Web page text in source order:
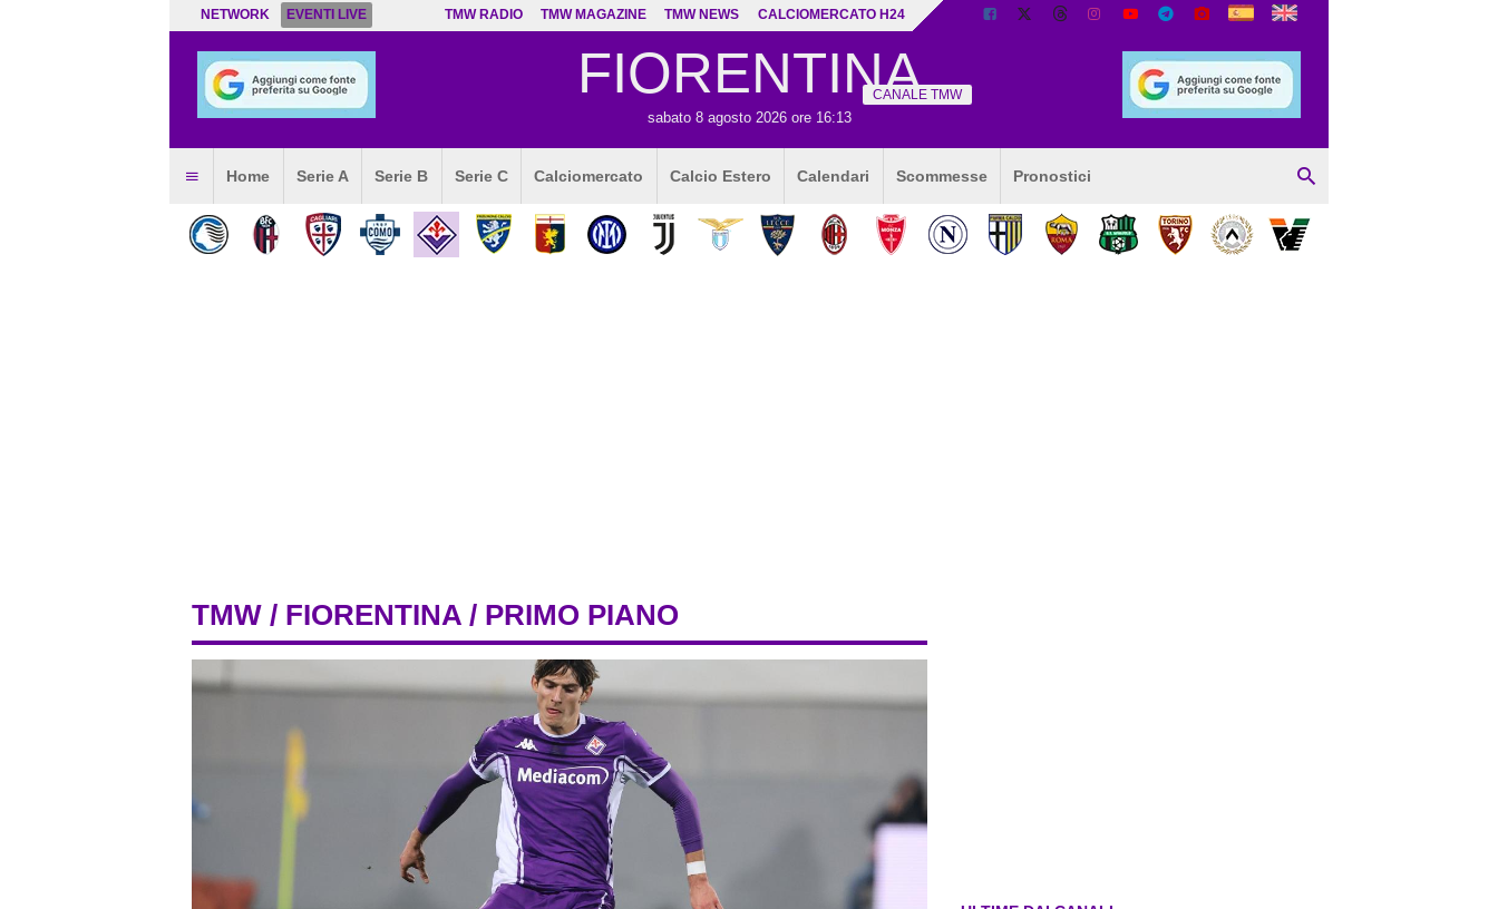
NETWORK EVENTI LIVE TMW RADIO TMW MAGAZINE TMW NEWS CALCIOMERCATO H24
FIORENTINA
sabato 8 agosto 2026 ore 16:13
CANALE TMW
Home Serie A Serie B Serie C Calciomercato Calcio Estero Calendari Scommesse Pronostici
TMW / FIORENTINA / PRIMO PIANO